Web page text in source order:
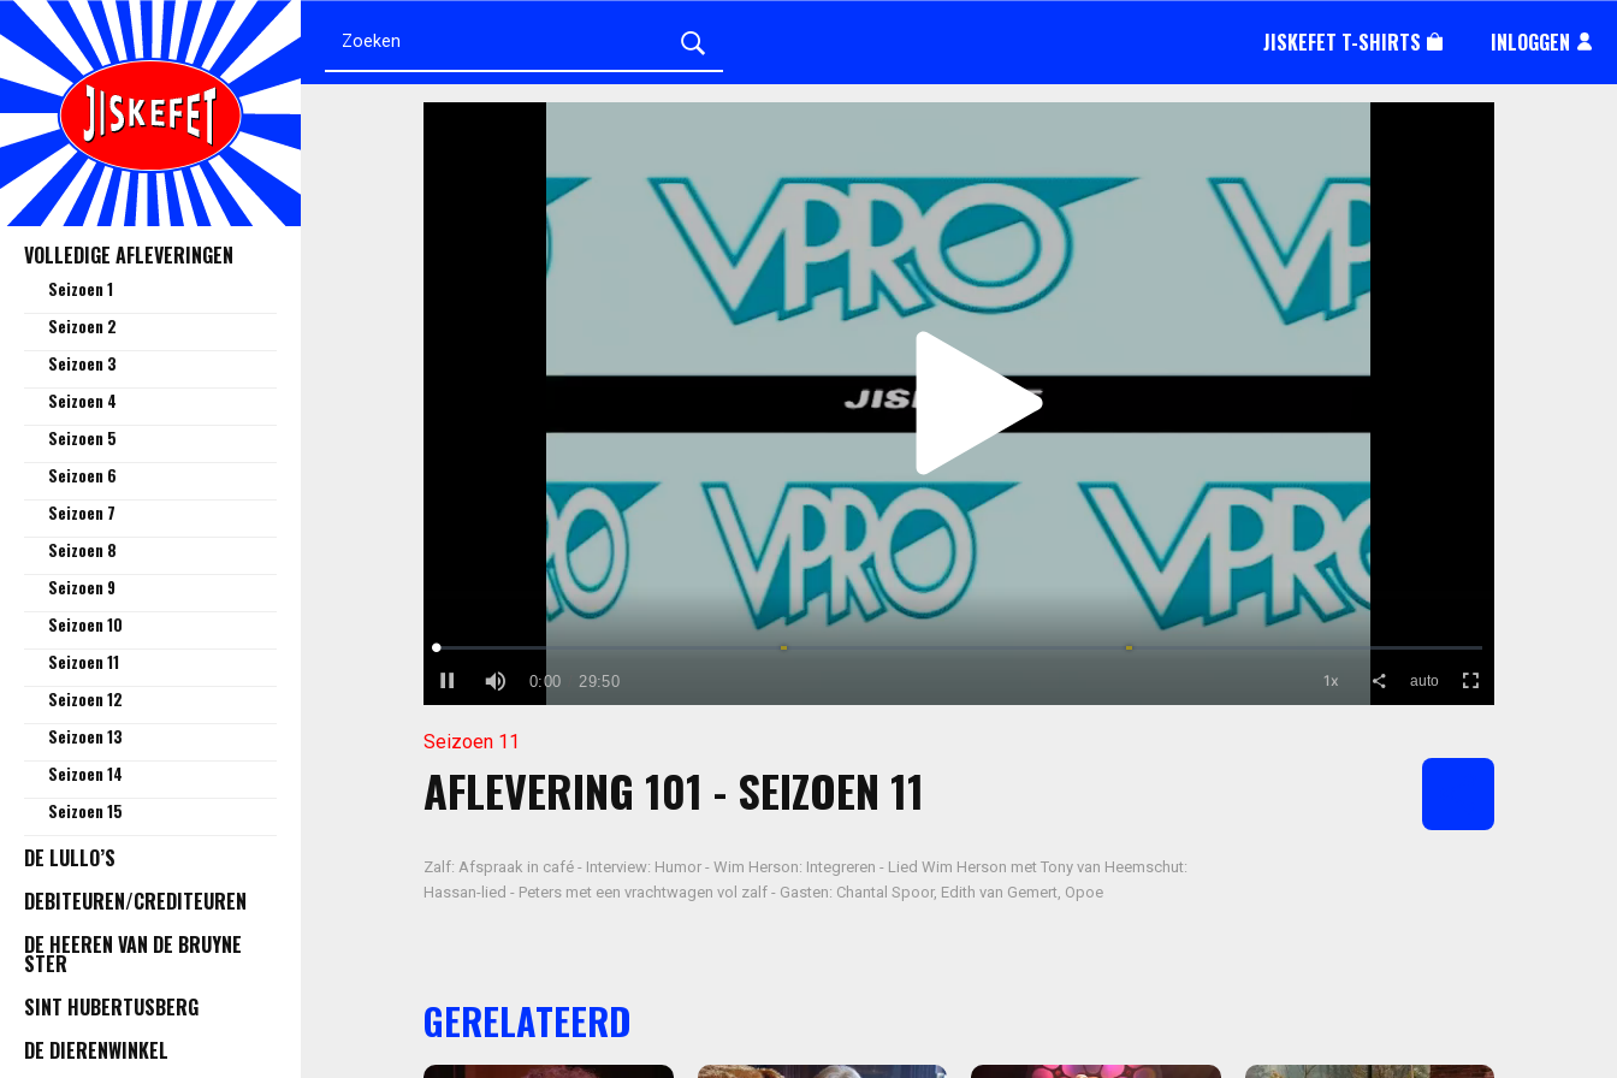
JISKEFET T-SHIRTS INLOGGEN
VOLLEDIGE AFLEVERINGEN
Seizoen 1
Seizoen 2
Seizoen 3
Seizoen 4
Seizoen 5
Seizoen 6
Seizoen 7
Seizoen 8
Seizoen 9
Seizoen 10
Seizoen 11
Seizoen 12
Seizoen 13
Seizoen 14
Seizoen 15
DE LULLO’S
DEBITEUREN/CREDITEUREN
DE HEEREN VAN DE BRUYNE
STER
SINT HUBERTUSBERG
DE DIERENWINKEL
Seizoen 11
AFLEVERING 101 - SEIZOEN 11
Zalf: Afspraak in café - Interview: Humor - Wim Herson: Integreren - Lied Wim Herson met Tony van Heemschut:
Hassan-lied - Peters met een vrachtwagen vol zalf - Gasten: Chantal Spoor, Edith van Gemert, Opoe
GERELATEERD